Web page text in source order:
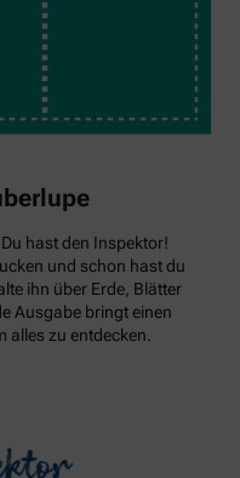
hast den Inspektor!
und schon hast du
ihn über Erde, Blätter
Ausgabe bringt einen
alles zu entdecken.